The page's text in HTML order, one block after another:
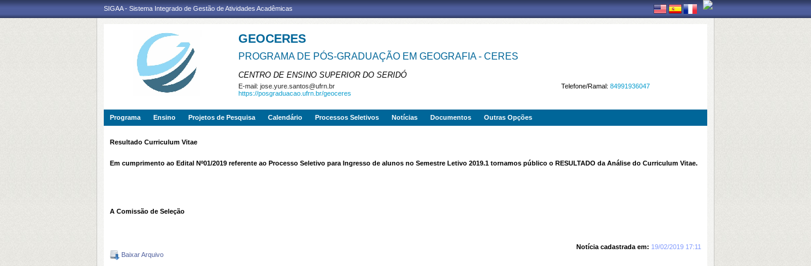
SIGAA - Sistema Integrado de Gestão de Atividades Acadêmicas
GEOCERES
PROGRAMA DE PÓS-GRADUAÇÃO EM GEOGRAFIA - CERES
CENTRO DE ENSINO SUPERIOR DO SERIDÓ
Telefone/Ramal: 84991936047
E-mail: jose.yure.santos@ufrn.br
https://posgraduacao.ufrn.br/geoceres
Programa Ensino Projetos de Pesquisa Calendário Processos Seletivos Notícias Documentos Outras Opções
Resultado Curriculum Vitae
Em cumprimento ao Edital Nº01/2019 referente ao Processo Seletivo para Ingresso de alunos no Semestre Letivo 2019.1 tornamos público o RESULTADO da Análise do Curriculum Vitae.
A Comissão de Seleção
Notícia cadastrada em: 19/02/2019 17:11
Baixar Arquivo